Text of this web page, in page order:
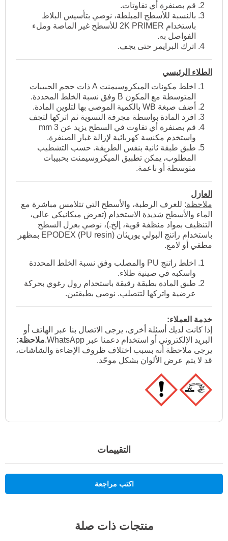
قم بصنفرة أي تفاوتات.
بالنسبة للأسطح المبلطة، نوصي بتأسيس البلاط
باستخدام 2K PRIMER للأسطح غير الماصة وملء
الفواصل به.
اترك البرايمر حتى يجف.
الطلاء الرئيسي
اخلط مكونات الميكروسيمنت A ذات حجم الحبيبات
المتوسطة مع المكون B وفق نسبة الخلط المحددة.
أضف صبغة WB بالكمية الموصى بها لتلوين المادة.
افرد المادة بواسطة مجرفة التسوية ثم اتركها لتجف
قم بصنفرة أي تفاوت في السطح يزيد عن 3 mm
واستخدم مكنسة كهربائية لإزالة غبار الصنفرة.
طبق طبقة ثانية بنفس الطريقة. حسب التشطيب
المطلوب، يمكن تطبيق الميكروسيمنت بحبيبات
متوسطة أو ناعمة.
العازل
ملاحظة: للغرف الرطبة، والأسطح التي تتلامس مباشرة مع
الماء والأسطح شديدة الاستخدام (تعرض ميكانيكي عالي،
التنظيف بمواد منظفة قوية، إلخ.)، نوصي بعزل السطح
باستخدام راتنج البولي يوريثان EPODEX (PU resin) بمظهر
مطفي أو لامع.
اخلط راتنج PU والمصلب وفق نسبة الخلط المحددة
واسكبه في صينية طلاء.
طبق المادة بطبقة رقيقة باستخدام رول رغوي بحركة
عرضية واتركها لتتصلب. نوصي بطبقتين.
خدمة العملاء:
إذا كانت لديك أسئلة أخرى، يرجى الاتصال بنا عبر الهاتف أو
البريد الإلكتروني أو استخدام دعمنا عبر WhatsApp.
ملاحظة:
يرجى ملاحظة أنه بسبب اختلاف ظروف الإضاءة والشاشات،
قد لا يتم عرض الألوان بشكل موحّد.
التقييمات
اكتب مراجعة
منتجات ذات صلة